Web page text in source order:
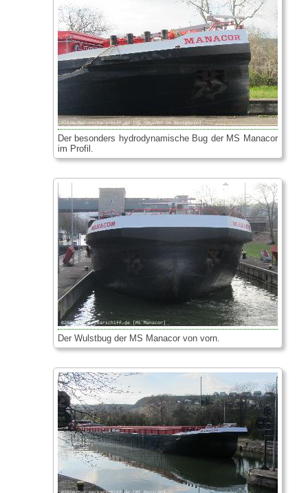
Der besonders hydrodynamische Bug der MS Manacor
im Profil.
Der Wulstbug der MS Manacor von vorn.